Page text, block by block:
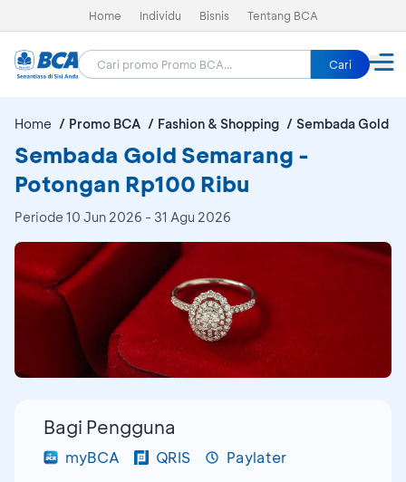
Home Individu Bisnis Tentang BCA
Cari
Home Promo BCA Fashion & Shopping Sembada Gold
Sembada Gold Semarang -
Potongan Rp100 Ribu
Periode 10 Jun 2026 - 31 Agu 2026
Bagi Pengguna
myBCA QRIS Paylater